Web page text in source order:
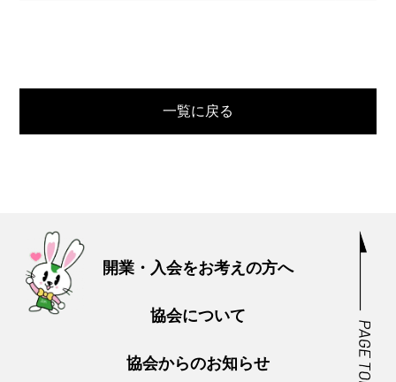
一覧に戻る
開業・入会をお考えの方へ
協会について
協会からのお知らせ